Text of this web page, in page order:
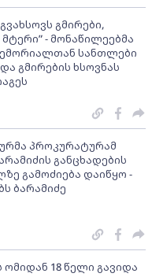
გმირები,
მტერი” - მონაწილეებმა
სანთლები
გმირების ხსოვნას
პროკურატურამ
განცხადების
გამოძიება დაიწყო -
ბარამიძე
ომიდან 18 წელი გავიდა